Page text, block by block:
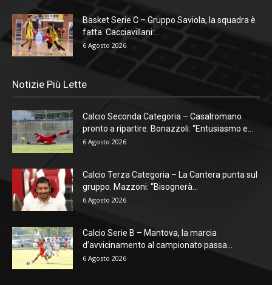
Basket Serie C – Gruppo Saviola, la squadra è
fatta. Cacciavillani:...
6 Agosto 2026
Notizie Più Lette
Calcio Seconda Categoria – Casalromano
pronto a ripartire. Bonazzoli: “Entusiasmo e...
6 Agosto 2026
Calcio Terza Categoria – La Cantera punta sul
gruppo. Mazzoni: “Bisognerà...
6 Agosto 2026
Calcio Serie B – Mantova, la marcia
d’avvicinamento al campionato passa...
6 Agosto 2026